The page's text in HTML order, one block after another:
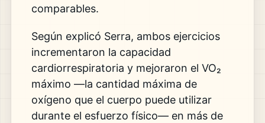
comparables.
Según explicó Serra, ambos ejercicios
incrementaron la capacidad
cardiorrespiratoria y mejoraron el VO₂
máximo —la cantidad máxima de
oxígeno que el cuerpo puede utilizar
durante el esfuerzo físico— en más de